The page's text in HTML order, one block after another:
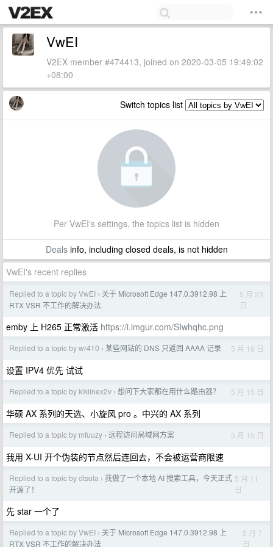
VwEI
V2EX member #474413, joined on 2020-03-05 19:49:02
+08:00
Switch topics list
Per VwEI's settings, the topics list is hidden
Dealsinfo, including closed deals, is not hidden
VwEI's recent replies
Replied to a topic by VwEI › 关于 Microsoft Edge 147.0.3912.98 上
RTX VSR 不工作的解决办法
5 月 23
日
emby 上 H265 正常激活 https://i.imgur.com/SIwhqhc.png
Replied to a topic by wr410 › 某些网站的 DNS 只返回 AAAA 记录 5 月 16 日
设置 IPV4 优先 试试
Replied to a topic by kikiinex2v › 想问下大家都在用什么路由器？ 5 月 15 日
华硕 AX 系列的天选、小旋风 pro 。中兴的 AX 系列
Replied to a topic by mfuuzy › 远程访问局域网方案 5 月 15 日
我用 X-UI 开个伪装的节点然后连回去，不会被运营商限速
Replied to a topic by dtsola › 我做了一个本地 AI 搜索工具，今天正式
开源了！
5 月 11
日
先 star 一个了
Replied to a topic by VwEI › 关于 Microsoft Edge 147.0.3912.98 上
RTX VSR 不工作的解决办法
5 月 7
日